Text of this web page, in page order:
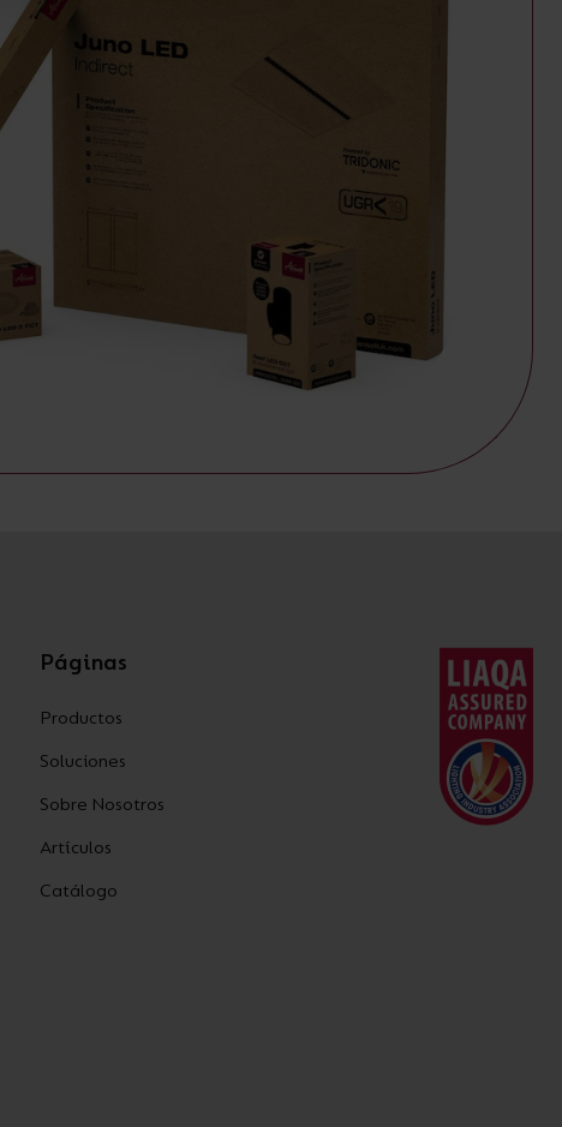
Páginas
Productos
Soluciones
Sobre Nosotros
Artículos
Catálogo